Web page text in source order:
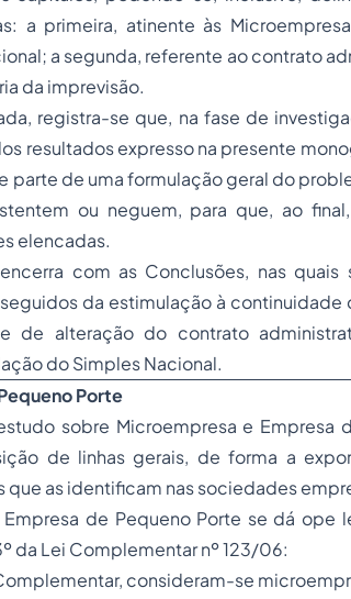
a primeira, atinente às
a segunda, referente ao contrato
da imprevisão.
registra-se que, na fase de
resultados expresso na presente
parte de uma formulação geral do
ou neguem, para que, ao
elencadas.
com as Conclusões, nas quais
da estimulação à continuidade
de alteração do contrato
do Simples Nacional.
Porte
sobre Microempresa e Empresa
de linhas gerais, de forma a
as identificam nas sociedades
de Pequeno Porte se dá ope
da Lei Complementar nº 123/06:
consideram-se